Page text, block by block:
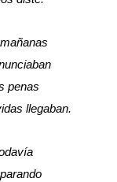
penas
llegaban.